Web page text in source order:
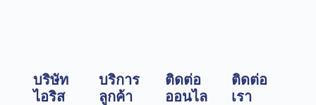
บริษัท
ไอริส
บริการ
ลูกค้า
ติดต่อ
ออนไล
ติดต่อ
เรา